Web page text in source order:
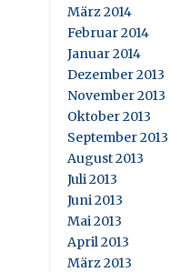
März 2014
Februar 2014
Januar 2014
Dezember 2013
November 2013
Oktober 2013
September 2013
August 2013
Juli 2013
Juni 2013
Mai 2013
April 2013
März 2013